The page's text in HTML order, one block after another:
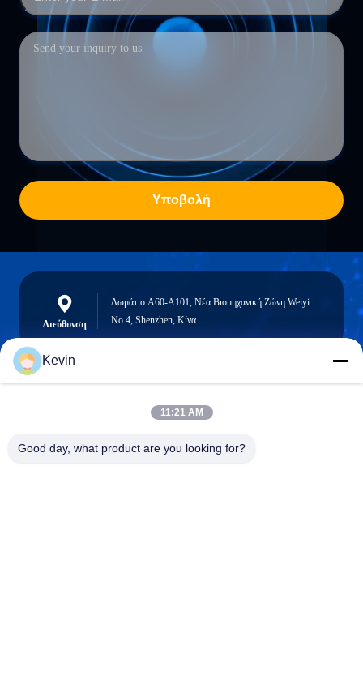
Υποβολή
Διεύθυνση
Δωμάτιο A60-A101, Νέα Βιομηχανική Ζώνη Weiyi
No.4, Shenzhen, Κίνα
info@seethrulcd.com
Kevin
11:21 AM
Good day, what product are you looking for?